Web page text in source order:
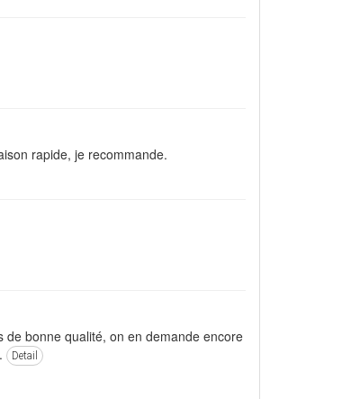
rapide, je recommande.
bonne qualité, on en demande encore
Detail